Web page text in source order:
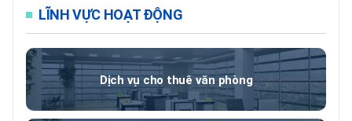
LĨNH VỰC HOẠT ĐỘNG
Dịch vụ cho thuê văn phòng